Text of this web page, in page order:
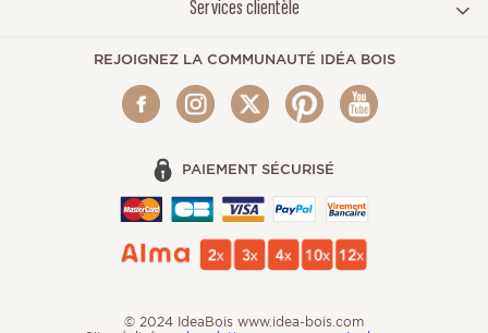
Services clientèle
REJOIGNEZ LA COMMUNAUTÉ IDÉA BOIS
PAIEMENT SÉCURISÉ
© 2024 IdeaBois www.idea-bois.com